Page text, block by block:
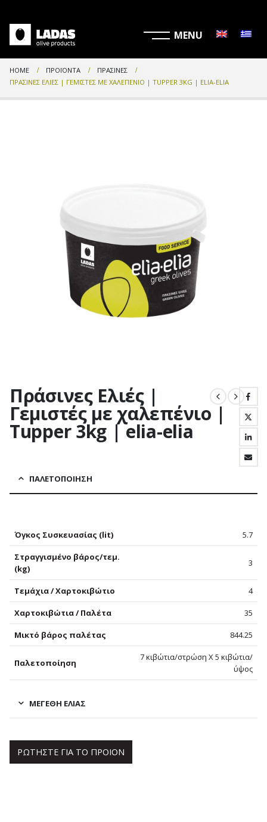
HOME ΠΡΟΪΌΝΤΑ
ΠΡΆΣΙΝΕΣ
ΠΡΆΣΙΝΕΣ ΕΛΙΈΣ | ΓΕΜΙΣΤΈΣ ΜΕ ΧΑΛΕΠΈΝΙΟ | TUPPER 3KG | ELIA-ELIA
Πράσινες Ελιές |
Γεμιστές με χαλεπένιο |
Tupper 3kg | elia-elia
ΠΑΛΕΤΟΠΟΊΗΣΗ
Όγκος Συσκευασίας (lit) 5.7
Στραγγισμένο βάρος/τεμ.
(kg)
3
Τεμάχια / Χαρτοκιβώτιο 4
Χαρτοκιβώτια / Παλέτα 35
Μικτό βάρος παλέτας 844.25
Παλετοποίηση
7 κιβώτια/στρώση Χ 5 κιβώτια/
ύψος
ΜΕΓΈΘΗ ΕΛΙΆΣ
ΡΩΤΗΣΤΕ ΓΙΑ ΤΟ ΠΡΟΙΟΝ